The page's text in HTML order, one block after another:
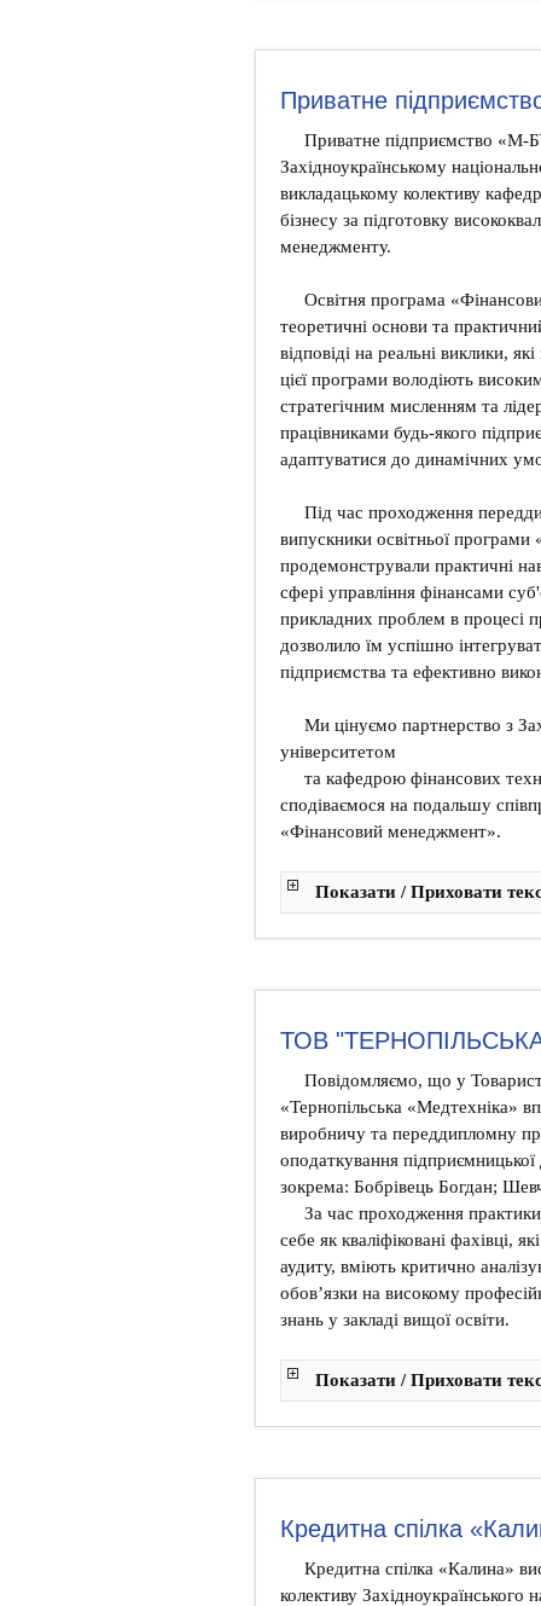
Приватне
Приватне підприємство «М-
Західноукраїнському
викладацькому колективу
бізнесу за підготовку
менеджменту.
Освітня програма
теоретичні основи та
відповіді на реальні виклики,
цієї програми володіють
стратегічним мисленням та
працівниками будь-якого
адаптуватися до динамічних
Під час проходження
випускники освітньої
продемонстрували практичні
сфері управління фінансами
прикладних проблем в процесі
дозволило їм успішно
підприємства та ефективно
Ми цінуємо партнерство з
університетом
та кафедрою фінансових
сподіваємося на подальшу
«Фінансовий менеджмент».
Показати / Приховати
ТОВ
Повідомляємо, що у
«Тернопільська «Медтехніка»
виробничу та переддипломну
оподаткування
зокрема: Бобрівець Богдан;
За час проходження
себе як кваліфіковані фахівці,
аудиту, вміють критично
обов’язки на високому
знань у закладі вищої освіти.
Показати / Приховати
Кредитна спілка
Кредитна спілка «Калина»
колективу Західноукраїнського